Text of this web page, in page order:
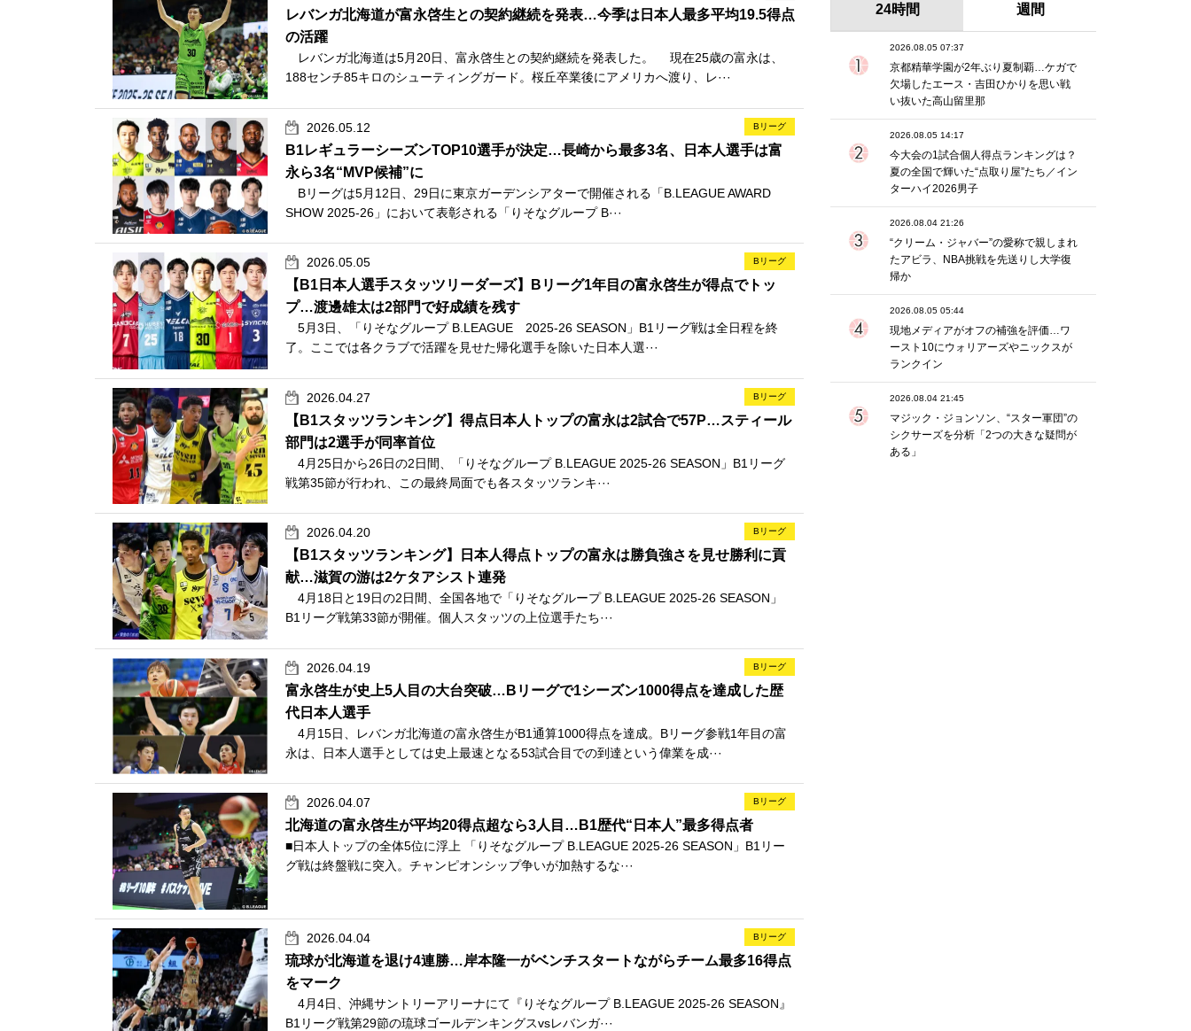
レバンガ北海道が富永啓生との契約継続を発表…今季は日本人最多平均19.5得点
の活躍
レバンガ北海道は5月20日、富永啓生との契約継続を発表した。 現在25歳の富永は、
188センチ85キロのシューティングガード。桜丘卒業後にアメリカへ渡り、レ···
Bリーグ
2026.05.12
B1レギュラーシーズンTOP10選手が決定…長崎から最多3名、日本人選手は富
永ら3名“MVP候補”に
Bリーグは5月12日、29日に東京ガーデンシアターで開催される「B.LEAGUE AWARD
SHOW 2025-26」において表彰される「りそなグループ B···
Bリーグ
2026.05.05
【B1日本人選手スタッツリーダーズ】Bリーグ1年目の富永啓生が得点でトッ
プ…渡邊雄太は2部門で好成績を残す
5月3日、「りそなグループ B.LEAGUE 2025-26 SEASON」B1リーグ戦は全日程を終
了。ここでは各クラブで活躍を見せた帰化選手を除いた日本人選···
Bリーグ
2026.04.27
【B1スタッツランキング】得点日本人トップの富永は2試合で57P…スティール
部門は2選手が同率首位
4月25日から26日の2日間、「りそなグループ B.LEAGUE 2025-26 SEASON」B1リーグ
戦第35節が行われ、この最終局面でも各スタッツランキ···
Bリーグ
2026.04.20
【B1スタッツランキング】日本人得点トップの富永は勝負強さを見せ勝利に貢
献…滋賀の游は2ケタアシスト連発
4月18日と19日の2日間、全国各地で「りそなグループ B.LEAGUE 2025-26 SEASON」
B1リーグ戦第33節が開催。個人スタッツの上位選手たち···
Bリーグ
2026.04.19
富永啓生が史上5人目の大台突破…Bリーグで1シーズン1000得点を達成した歴
代日本人選手
4月15日、レバンガ北海道の富永啓生がB1通算1000得点を達成。Bリーグ参戦1年目の富
永は、日本人選手としては史上最速となる53試合目での到達という偉業を成···
Bリーグ
2026.04.07
北海道の富永啓生が平均20得点超なら3人目…B1歴代“日本人”最多得点者
■日本人トップの全体5位に浮上 「りそなグループ B.LEAGUE 2025-26 SEASON」B1リー
グ戦は終盤戦に突入。チャンピオンシップ争いが加熱するな···
Bリーグ
2026.04.04
琉球が北海道を退け4連勝…岸本隆一がベンチスタートながらチーム最多16得点
をマーク
4月4日、沖縄サントリーアリーナにて『りそなグループ B.LEAGUE 2025-26 SEASON』
B1リーグ戦第29節の琉球ゴールデンキングスvsレバンガ···
24時間 週間
2026.08.05 07:37
京都精華学園が2年ぶり夏制覇…ケガで
欠場したエース・吉田ひかりを思い戦
い抜いた高山留里那
2026.08.05 14:17
今大会の1試合個人得点ランキングは？
夏の全国で輝いた“点取り屋”たち／イン
ターハイ2026男子
2026.08.04 21:26
“クリーム・ジャバー”の愛称で親しまれ
たアビラ、NBA挑戦を先送りし大学復
帰か
2026.08.05 05:44
現地メディアがオフの補強を評価…ワ
ースト10にウォリアーズやニックスが
ランクイン
2026.08.04 21:45
マジック・ジョンソン、“スター軍団”の
シクサーズを分析「2つの大きな疑問が
ある」